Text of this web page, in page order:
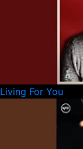
Living For You